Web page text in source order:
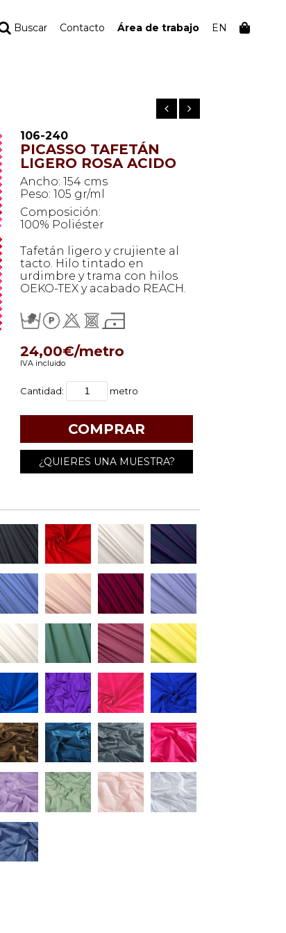
Buscar Contacto Área de trabajo EN
106-240
PICASSO TAFETÁN
LIGERO ROSA ACIDO
Ancho: 154 cms
Peso: 105 gr/ml
Composición:
100% Poliéster
Tafetán ligero y crujiente al
tacto. Hilo tintado en
urdimbre y trama con hilos
OEKO-TEX y acabado REACH.
24,00€/metro
IVA incluido
Cantidad: metro
¿QUIERES UNA MUESTRA?